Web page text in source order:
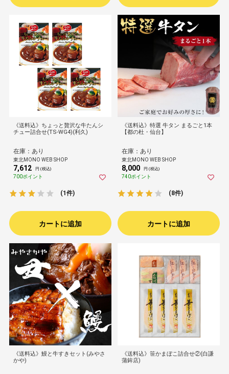
《送料込》ちょっと贅沢な牛たんシ
チュー詰合せ(TS-WG4)(利久)
在庫：あり
東北MONO WEB SHOP
7,612 円 (税込)
700ポイント
(1件)
カートに追加
《送料込》特選 牛タン まるごと1本
【都の杜・仙台】
在庫：あり
東北MONO WEB SHOP
8,000 円 (税込)
740ポイント
(8件)
カートに追加
《送料込》鰻と牛すきセット(みやさ
かや)
《送料込》笹かまぼこ詰合せ②(白謙
蒲鉾店)